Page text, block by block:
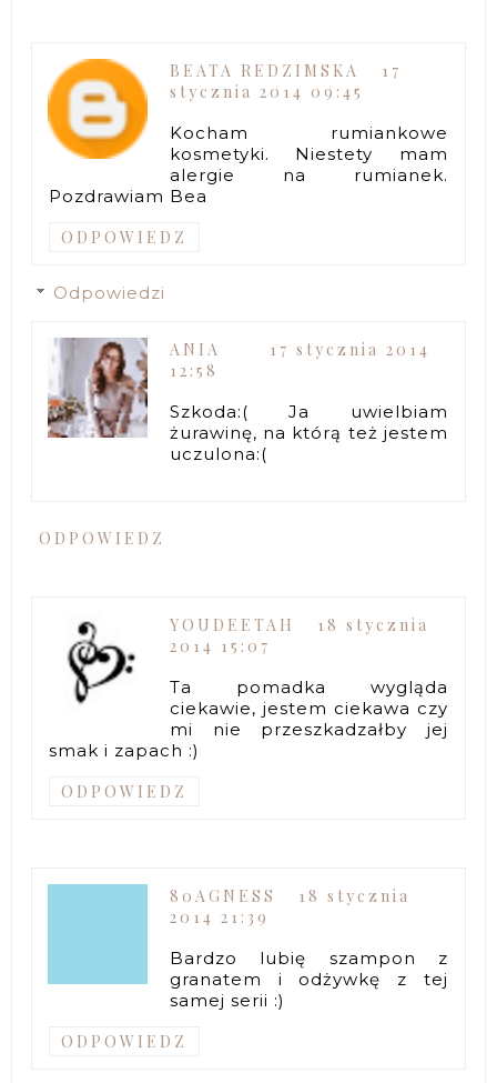
BEATA REDZIMSKA
17
stycznia 2014 09:45
Kocham rumiankowe
kosmetyki. Niestety mam
alergie na rumianek.
Pozdrawiam Bea
ODPOWIEDZ
Odpowiedzi
ANIA
17 stycznia 2014
12:58
Szkoda:( Ja uwielbiam
żurawinę, na którą też jestem
uczulona:(
ODPOWIEDZ
YOUDEETAH
18 stycznia
2014 15:07
Ta pomadka wygląda
ciekawie, jestem ciekawa czy
mi nie przeszkadzałby jej
smak i zapach :)
ODPOWIEDZ
80AGNESS
18 stycznia
2014 21:39
Bardzo lubię szampon z
granatem i odżywkę z tej
samej serii :)
ODPOWIEDZ